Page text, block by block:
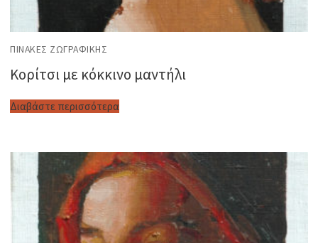
ΠΊΝΑΚΕΣ ΖΩΓΡΑΦΙΚΉΣ
Κορίτσι με κόκκινο μαντήλι
Διαβάστε περισσότερα